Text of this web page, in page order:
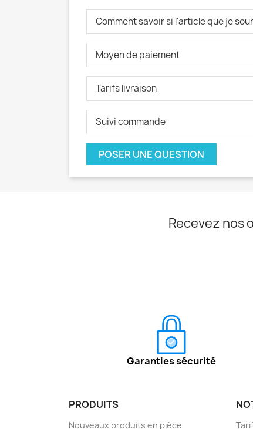
Comment savoir si l'article que je
Moyen de paiement
Tarifs livraison
Suivi commande
POSER UNE QUESTION
Recevez nos
Garanties sécurité
PRODUITS
Nouveaux produits en pièce